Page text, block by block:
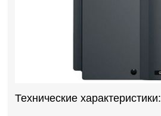
Технические характеристики: